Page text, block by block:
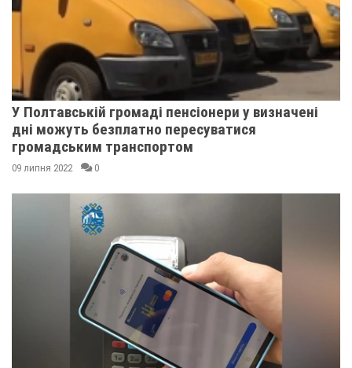
У Полтавській громаді пенсіонери у визначені
дні можуть безплатно пересуватися
громадським транспортом
09 липня 2022 0